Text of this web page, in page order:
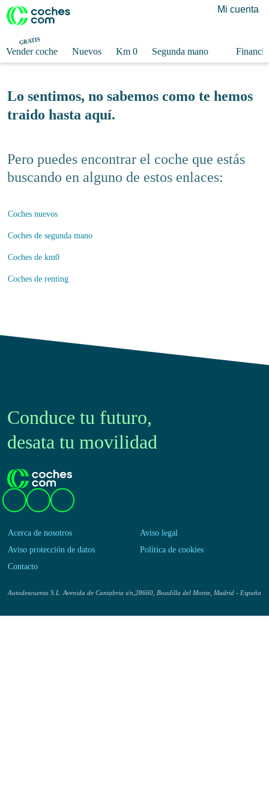
GRATIS
Vender coche Nuevos Km 0 Segunda mano
Mi cuenta
Lo sentimos, no sabemos como te hemos
traido hasta aquí.
Pero puedes encontrar el coche que estás
buscando en alguno de estos enlaces:
Coches nuevos
Coches de segunda mano
Coches de km0
Coches de renting
Conduce tu futuro,
desata tu movilidad
Acerca de nosotros
Aviso legal
Aviso protección de datos
Política de cookies
Contacto
Autodescuento S.L. Avenida de Cantabria s/n,28660, Boadilla del Monte, Madrid - España